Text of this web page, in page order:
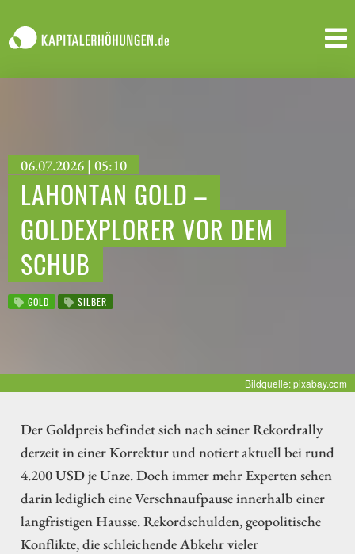
06.07.2026 | 05:10
LAHONTAN GOLD –
GOLDEXPLORER VOR DEM
SCHUB
GOLD SILBER
Bildquelle: pixabay.com
Der Goldpreis befindet sich nach seiner Rekordrally
derzeit in einer Korrektur und notiert aktuell bei rund
4.200 USD je Unze. Doch immer mehr Experten sehen
darin lediglich eine Verschnaufpause innerhalb einer
langfristigen Hausse. Rekordschulden, geopolitische
Konflikte, die schleichende Abkehr vieler